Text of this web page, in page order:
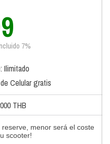
7%
Ilimitado
Celular gratis
THB
menor será el coste
scooter!